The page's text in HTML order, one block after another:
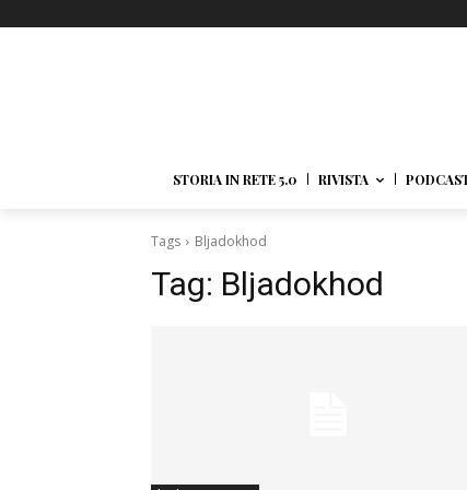
STORIA IN RETE 5.0 RIVISTA
Tags Bljadokhod
Tag: Bljadokhod